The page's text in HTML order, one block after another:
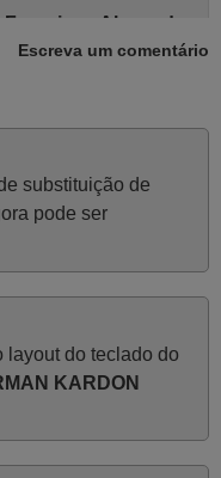
Francisco Alexandre,
PORTUGAL
Julho 2025
Domingos Manuel,
com o comando
na entrega e a
de salientar que
marca mas
Escreva um comentário
substituição de
pode ser
layout do teclado do
KARDON